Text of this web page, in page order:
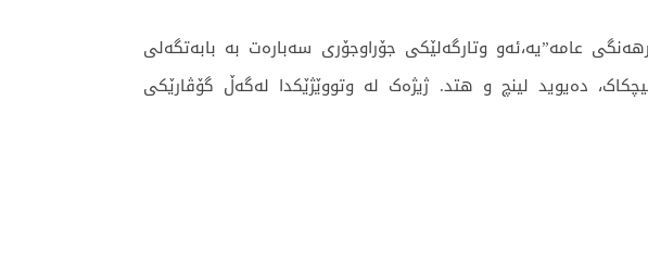
عامە”یە،ئەو وتارگەلێکی جۆراوجۆری سەبارەت بە بابەتگەلی
دەیوید لینچ و هتد. ژیژەک لە وتووێژێکدا لەگەڵ گۆڤارێکی